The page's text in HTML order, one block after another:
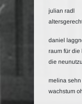
julian radl
daniel
raum für die
die
melina sehn
wachstum